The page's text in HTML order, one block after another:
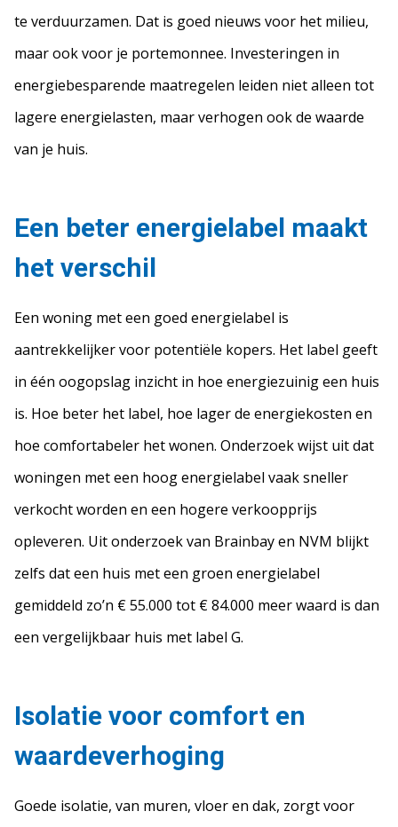
te verduurzamen. Dat is goed nieuws voor het milieu,
maar ook voor je portemonnee. Investeringen in
energiebesparende maatregelen leiden niet alleen tot
lagere energielasten, maar verhogen ook de waarde
van je huis.
Een beter energielabel maakt
het verschil
Een woning met een goed energielabel is
aantrekkelijker voor potentiële kopers. Het label geeft
in één oogopslag inzicht in hoe energiezuinig een huis
is. Hoe beter het label, hoe lager de energiekosten en
hoe comfortabeler het wonen. Onderzoek wijst uit dat
woningen met een hoog energielabel vaak sneller
verkocht worden en een hogere verkoopprijs
opleveren. Uit onderzoek van Brainbay en NVM blijkt
zelfs dat een huis met een groen energielabel
gemiddeld zo’n € 55.000 tot € 84.000 meer waard is dan
een vergelijkbaar huis met label G.
Isolatie voor comfort en
waardeverhoging
Goede isolatie, van muren, vloer en dak, zorgt voor